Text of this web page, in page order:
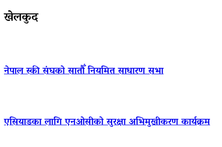
खेलकुद
नेपाल स्की संघको सातौँ नियमित साधारण सभा
एसियाडका लागि एनओसीको सुरक्षा अभिमुखीकरण कार्यक्रम